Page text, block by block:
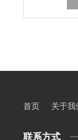
首页 关于我
联系方式